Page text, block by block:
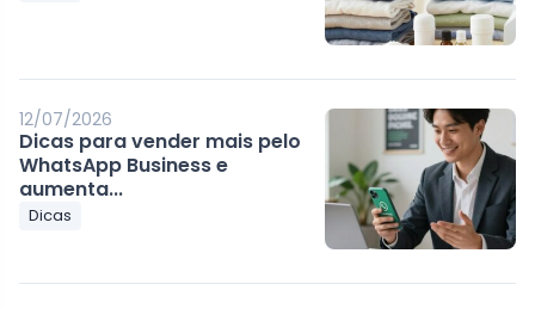
12/07/2026
Dicas para vender mais pelo
WhatsApp Business e
aumenta...
Dicas